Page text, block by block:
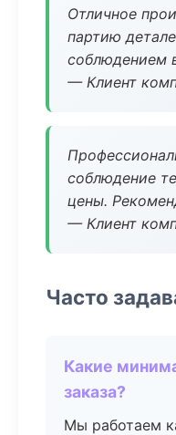
Отличное
партию
соблюдением
— Клиент
соблюдение
цены.
— Клиент
Часто
Какие
заказа?
Мы работаем